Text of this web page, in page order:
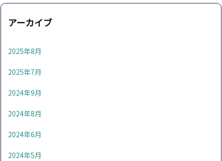
アーカイブ
2025年8月
2025年7月
2024年9月
2024年8月
2024年6月
2024年5月